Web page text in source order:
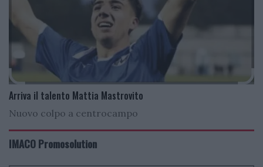
Arriva il talento Mattia Mastrovito
Nuovo colpo a centrocampo
IMACO Promosolution